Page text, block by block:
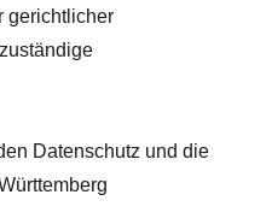
gerichtlicher
Datenschutz und die